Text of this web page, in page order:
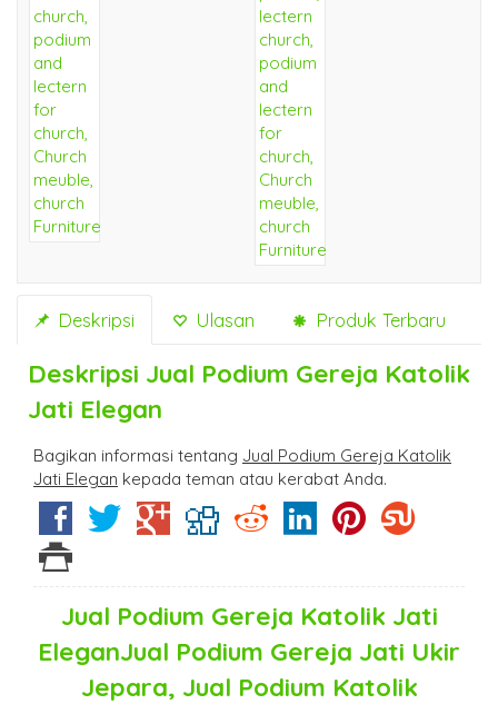
Deskripsi Ulasan Produk Terbaru
Deskripsi Jual Podium Gereja Katolik
Jati Elegan
Bagikan informasi tentang Jual Podium Gereja Katolik
Jati Elegan kepada teman atau kerabat Anda.
Jual Podium Gereja Katolik Jati
EleganJual Podium Gereja Jati Ukir
Jepara, Jual Podium Katolik